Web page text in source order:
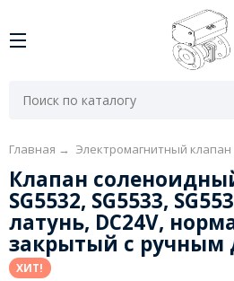
Главная → Электромагнитный
Клапан
SG5532, SG5533,
латунь, DC24V,
закрытый с ручным
ХИТ!